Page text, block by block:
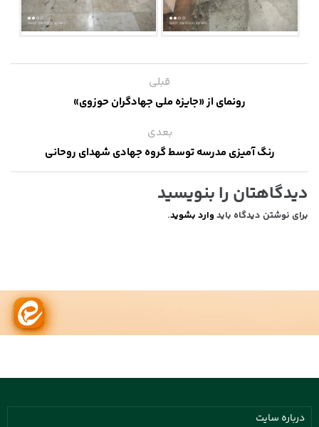
قبلی
رونمای از «جایزه ملی جهادگران حوزوی»
بعدی
رنگ آمیزی مدرسه توسط گروه جهادی شهدای روحانی
دیدگاهتان را بنویسید
برای نوشتن دیدگاه باید وارد بشوید.
درباره سایت